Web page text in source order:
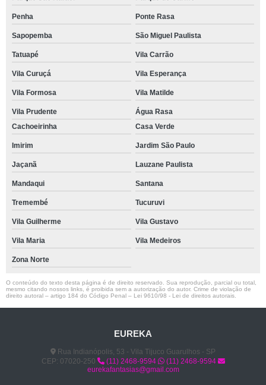
Penha Ponte Rasa
Sapopemba São Miguel Paulista
Tatuapé Vila Carrão
Vila Curuçá Vila Esperança
Vila Formosa Vila Matilde
Vila Prudente
Água Rasa
Cachoeirinha
Casa Verde
Imirim Jardim São Paulo
Jaçanã Lauzane Paulista
Mandaqui Santana
Tremembé Tucuruvi
Vila Guilherme Vila Gustavo
Vila Maria Vila Medeiros
Zona Norte
O conteúdo do texto desta página é de direito reservado. Sua reprodução, parcial ou total,
mesmo citando nossos links, é proibida sem a autorização do autor. Crime de violação de
direito autoral – artigo 184 do Código Penal – Lei 9610/98 - Lei de direitos autorais
EUREKA
Rua Indianópolis, 53 - Vila Tijuco Guarulhos - SP
CEP: 07020-250
(11) 2468-9594
(11) 2468-9594
eurekafantasias@gmail.com